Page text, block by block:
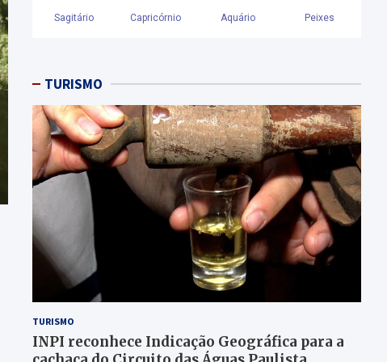
TURISMO
TURISMO
INPI reconhece Indicação Geográfica para a